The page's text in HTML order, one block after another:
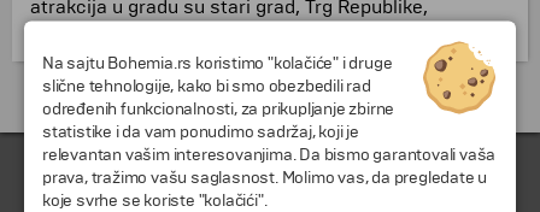
atrakcija u gradu su stari grad, Trg Republike,
Putovanja i odmori do Italija »
Na sajtu Bohemia.rs koristimo "kolačiće" i druge
slične tehnologije, kako bi smo obezbedili rad
određenih funkcionalnosti, za prikupljanje zbirne
statistike i da vam ponudimo sadržaj, koji je
relevantan vašim interesovanjima. Da bismo garantovali vaša
prava, tražimo vašu saglasnost. Molimo vas, da pregledate u
koje svrhe se koriste "kolačići".